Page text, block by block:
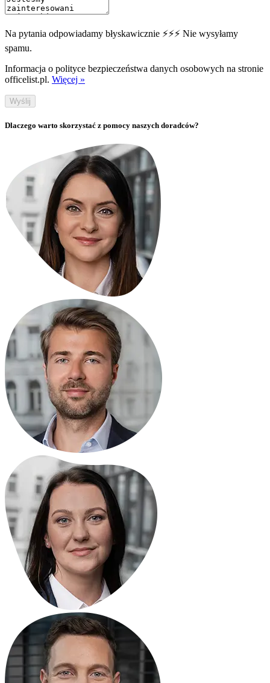
Na pytania odpowiadamy błyskawicznie ⚡⚡⚡ Nie wysyłamy
spamu.
Informacja o polityce bezpieczeństwa danych osobowych na stronie
officelist.pl. Więcej »
Wyślij
Dlaczego warto skorzystać z pomocy naszych doradców?